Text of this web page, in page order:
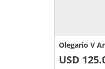
Olegario V
USD